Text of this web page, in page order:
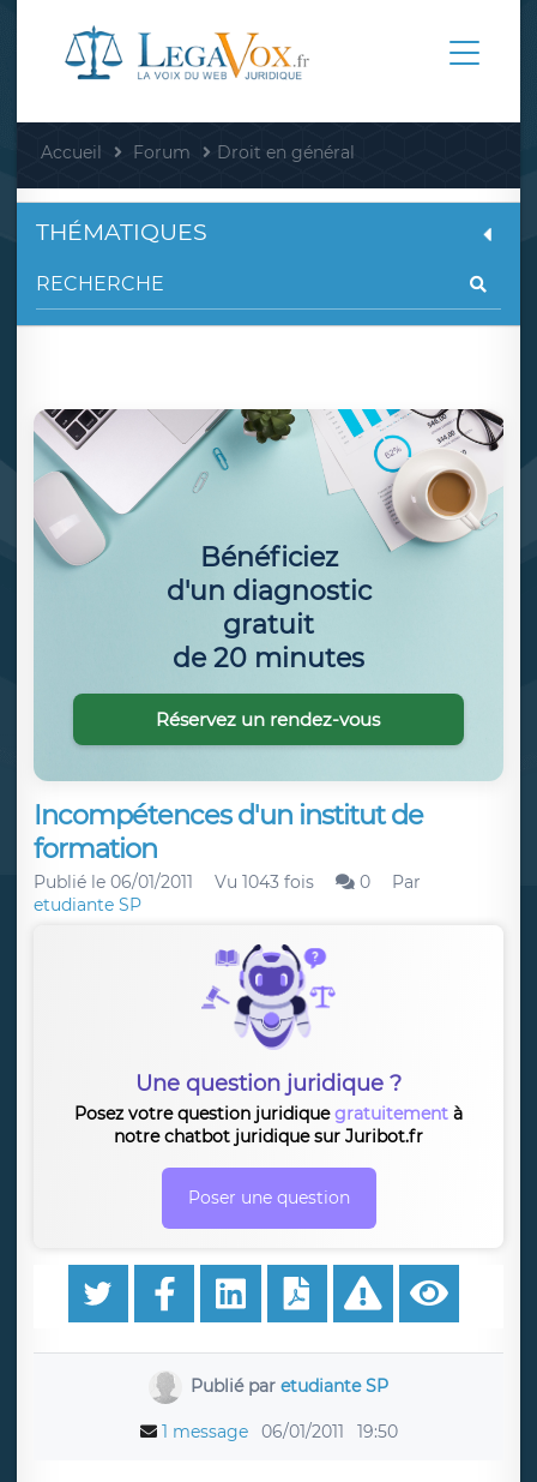
Accueil Forum Droit en général
Incompétences d'un institut de
formation
Publié le 06/01/2011 Vu 1043 fois 0
Par
etudiante SP
Une question juridique ?
Posez votre question juridiquegratuitement à
notre chatbot juridique sur Juribot.fr
Poser une question
Publié paretudiante SP
1 message 06/01/2011 19:50
THÉMATIQUES
Bénéficiez
d'un diagnostic
gratuit
de 20 minutes
Réservez un rendez-vous